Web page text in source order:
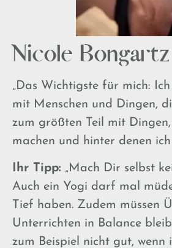
Nicole Bongartz
„Das Wichtigste für mich:
mit Menschen und Dingen,
zum größten Teil mit
machen und hinter denen ich
Ihr Tipp: „Mach Dir selbst
Auch ein Yogi darf mal
Tief haben. Zudem müssen
Unterrichten in Balance
zum Beispiel nicht gut, wenn